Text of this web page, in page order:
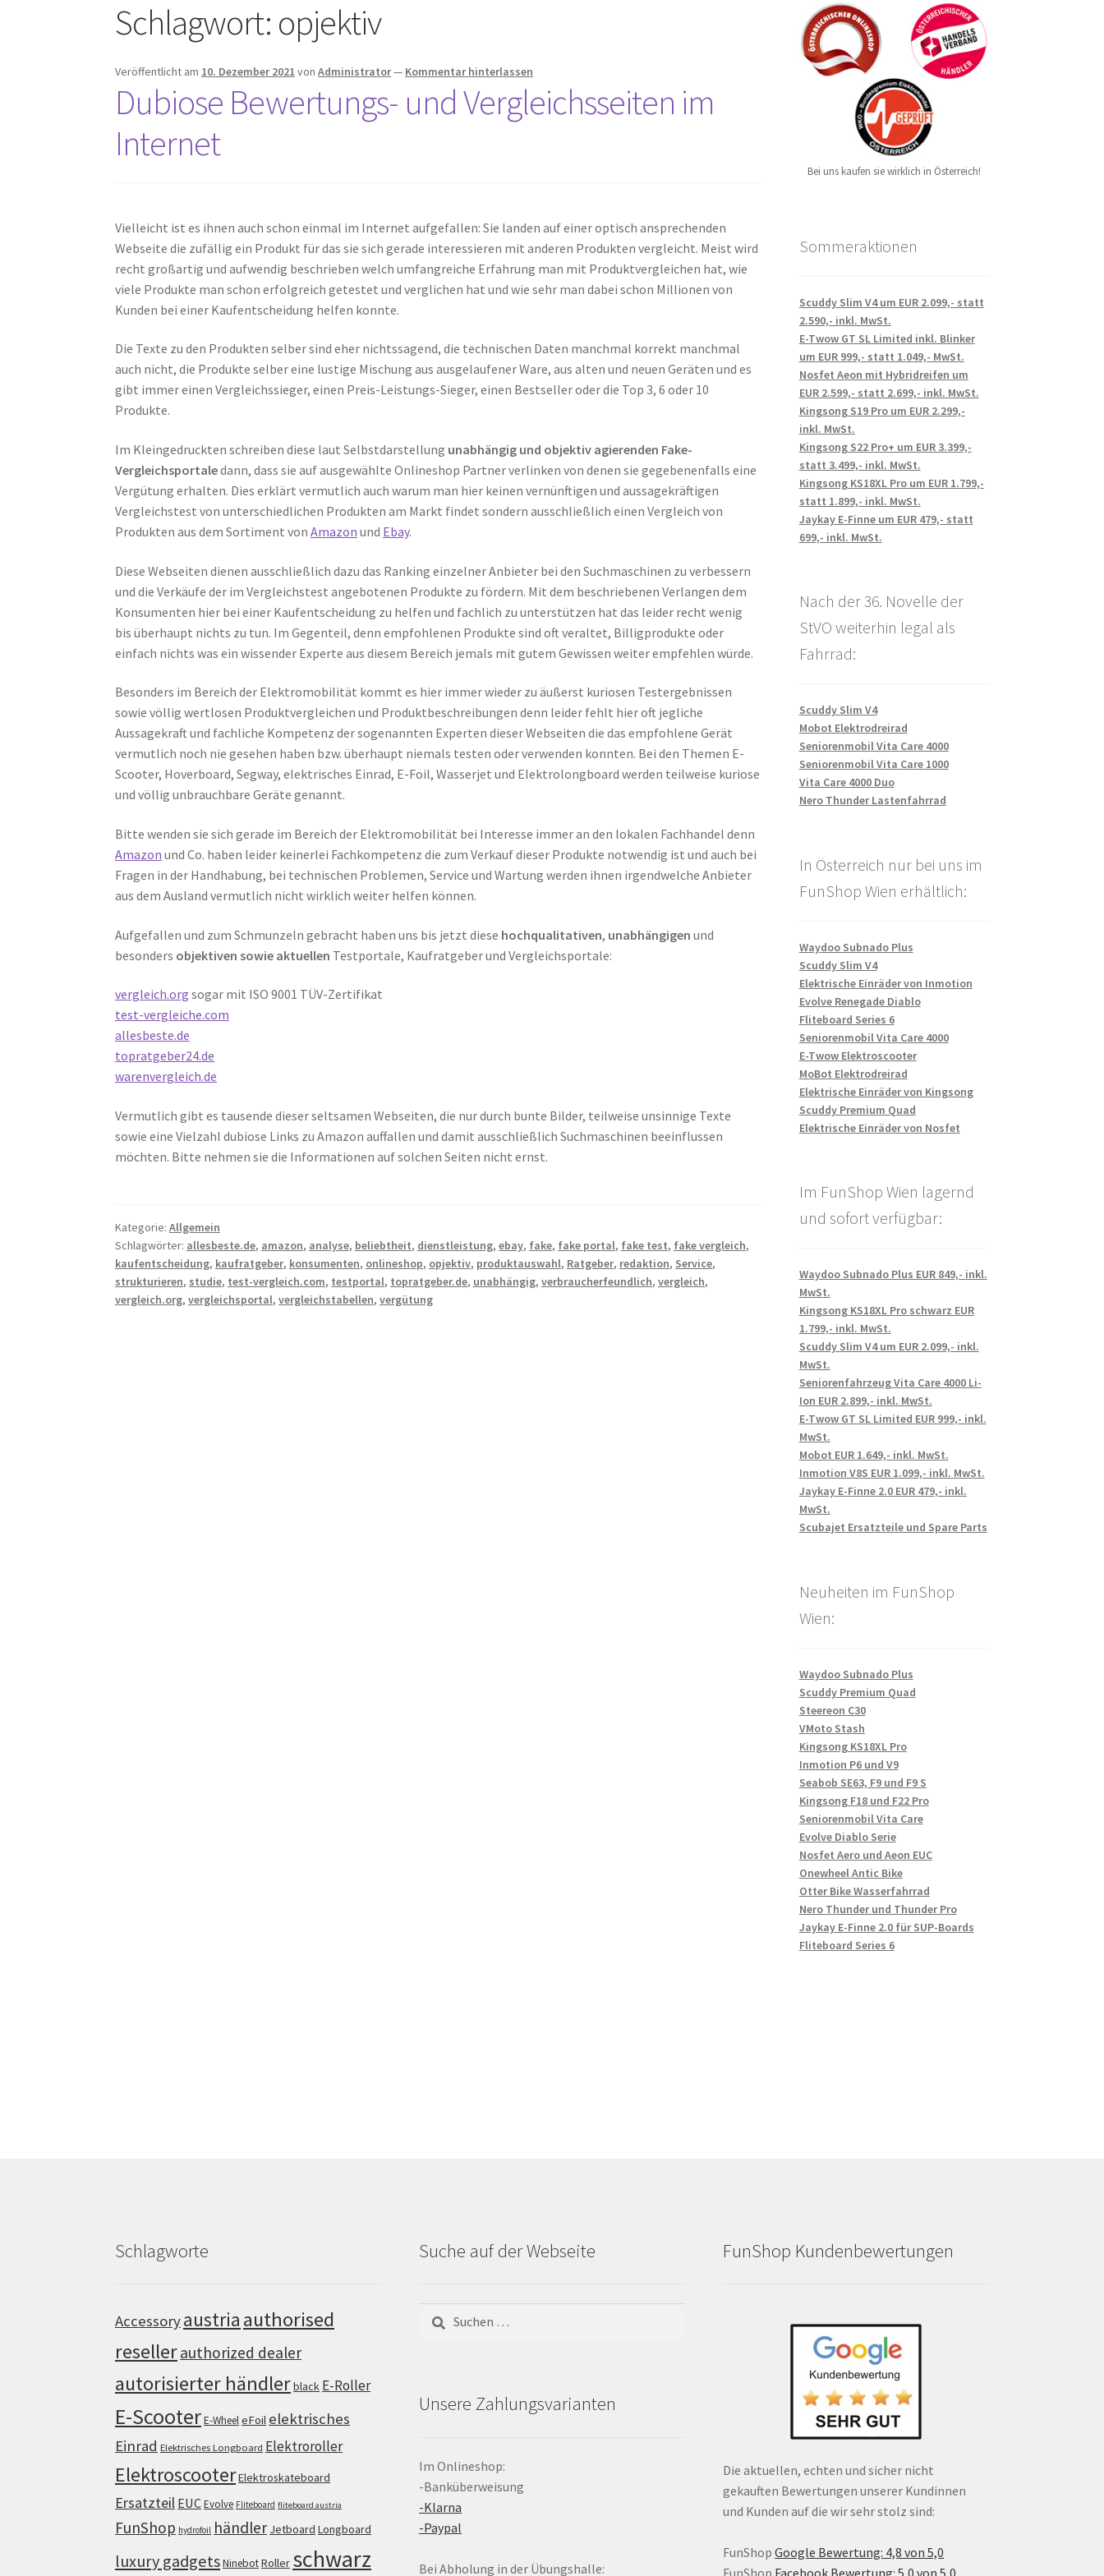
Schlagwort: opjektiv
Veröffentlicht am 10. Dezember 2021 vonAdministrator— Kommentar hinterlassen
Dubiose Bewertungs- und Vergleichsseiten im
Internet
Vielleicht ist es ihnen auch schon einmal im Internet aufgefallen: Sie landen auf einer optisch ansprechenden
Webseite die zufällig ein Produkt für das sie sich gerade interessieren mit anderen Produkten vergleicht. Meist wird
recht großartig und aufwendig beschrieben welch umfangreiche Erfahrung man mit Produktvergleichen hat, wie
viele Produkte man schon erfolgreich getestet und verglichen hat und wie sehr man dabei schon Millionen von
Kunden bei einer Kaufentscheidung helfen konnte.
Die Texte zu den Produkten selber sind eher nichtssagend, die technischen Daten manchmal korrekt manchmal
auch nicht, die Produkte selber eine lustige Mischung aus ausgelaufener Ware, aus alten und neuen Geräten und es
gibt immer einen Vergleichssieger, einen Preis-Leistungs-Sieger, einen Bestseller oder die Top 3, 6 oder 10
Produkte.
Im Kleingedruckten schreiben diese laut Selbstdarstellung unabhängig und objektiv agierenden Fake-
Vergleichsportaledann, dass sie auf ausgewählte Onlineshop Partner verlinken von denen sie gegebenenfalls eine
Vergütung erhalten. Dies erklärt vermutlich auch warum man hier keinen vernünftigen und aussagekräftigen
Vergleichstest von unterschiedlichen Produkten am Markt findet sondern ausschließlich einen Vergleich von
Produkten aus dem Sortiment vonAmazon und Ebay.
Diese Webseiten dienen ausschließlich dazu das Ranking einzelner Anbieter bei den Suchmaschinen zu verbessern
und die Verkäufe der im Vergleichstest angebotenen Produkte zu fördern. Mit dem beschriebenen Verlangen dem
Konsumenten hier bei einer Kaufentscheidung zu helfen und fachlich zu unterstützen hat das leider recht wenig
bis überhaupt nichts zu tun. Im Gegenteil, denn empfohlenen Produkte sind oft veraltet, Billigprodukte oder
einfach nichts was ein wissender Experte aus diesem Bereich jemals mit gutem Gewissen weiter empfehlen würde.
Besonders im Bereich der Elektromobilität kommt es hier immer wieder zu äußerst kuriosen Testergebnissen
sowie völlig wertlosen Produktvergleichen und Produktbeschreibungen denn leider fehlt hier oft jegliche
Aussagekraft und fachliche Kompetenz der sogenannten Experten dieser Webseiten die das empfohlene Gerät
vermutlich noch nie gesehen haben bzw. überhaupt niemals testen oder verwenden konnten. Bei den Themen E-
Scooter, Hoverboard, Segway, elektrisches Einrad, E-Foil, Wasserjet und Elektrolongboard werden teilweise kuriose
und völlig unbrauchbare Geräte genannt.
Bitte wenden sie sich gerade im Bereich der Elektromobilität bei Interesse immer an den lokalen Fachhandel denn
Amazon und Co. haben leider keinerlei Fachkompetenz die zum Verkauf dieser Produkte notwendig ist und auch bei
Fragen in der Handhabung, bei technischen Problemen, Service und Wartung werden ihnen irgendwelche Anbieter
aus dem Ausland vermutlich nicht wirklich weiter helfen können.
Aufgefallen und zum Schmunzeln gebracht haben uns bis jetzt diese hochqualitativen, unabhängigen und
besonders objektiven sowie aktuellen Testportale, Kaufratgeber und Vergleichsportale:
vergleich.org sogar mit ISO 9001 TÜV-Zertifikat
test-vergleiche.com
allesbeste.de
topratgeber24.de
warenvergleich.de
Vermutlich gibt es tausende dieser seltsamen Webseiten, die nur durch bunte Bilder, teilweise unsinnige Texte
sowie eine Vielzahl dubiose Links zu Amazon auffallen und damit ausschließlich Suchmaschinen beeinflussen
möchten. Bitte nehmen sie die Informationen auf solchen Seiten nicht ernst.
Kategorie:Allgemein
Schlagwörter: allesbeste.de, amazon, analyse, beliebtheit, dienstleistung,ebay, fake, fake portal, fake test, fake vergleich,
kaufentscheidung, kaufratgeber, konsumenten, onlineshop, opjektiv, produktauswahl, Ratgeber, redaktion, Service,
strukturieren, studie, test-vergleich.com, testportal, topratgeber.de, unabhängig,verbraucherfeundlich,vergleich,
vergleich.org,vergleichsportal,vergleichstabellen,vergütung
Bei uns kaufen sie wirklich in Österreich!
Sommeraktionen
Scuddy Slim V4 um EUR 2.099,- statt
2.590,- inkl. MwSt.
E-Twow GT SL Limited inkl. Blinker
um EUR 999,- statt 1.049,- MwSt.
Nosfet Aeon mit Hybridreifen um
EUR 2.599,- statt 2.699,- inkl. MwSt.
Kingsong S19 Pro um EUR 2.299,-
inkl. MwSt.
Kingsong S22 Pro+ um EUR 3.399,-
statt 3.499,- inkl. MwSt.
Kingsong KS18XL Pro um EUR 1.799,-
statt 1.899,- inkl. MwSt.
Jaykay E-Finne um EUR 479,- statt
699,- inkl. MwSt.
Nach der 36. Novelle der
StVO weiterhin legal als
Fahrrad:
Scuddy Slim V4
Mobot Elektrodreirad
Seniorenmobil Vita Care 4000
Seniorenmobil Vita Care 1000
Vita Care 4000 Duo
Nero Thunder Lastenfahrrad
In Österreich nur bei uns im
FunShop Wien erhältlich:
Waydoo Subnado Plus
Scuddy Slim V4
Elektrische Einräder von Inmotion
Evolve Renegade Diablo
Fliteboard Series 6
Seniorenmobil Vita Care 4000
E-Twow Elektroscooter
MoBot Elektrodreirad
Elektrische Einräder von Kingsong
Scuddy Premium Quad
Elektrische Einräder von Nosfet
Im FunShop Wien lagernd
und sofort verfügbar:
Waydoo Subnado Plus EUR 849,- inkl.
MwSt.
Kingsong KS18XL Pro schwarz EUR
1.799,- inkl. MwSt.
Scuddy Slim V4 um EUR 2.099,- inkl.
MwSt.
Seniorenfahrzeug Vita Care 4000 Li-
Ion EUR 2.899,- inkl. MwSt.
E-Twow GT SL Limited EUR 999,- inkl.
MwSt.
Mobot EUR 1.649,- inkl. MwSt.
Inmotion V8S EUR 1.099,- inkl. MwSt.
Jaykay E-Finne 2.0 EUR 479,- inkl.
MwSt.
Scubajet Ersatzteile und Spare Parts
Neuheiten im FunShop
Wien:
Waydoo Subnado Plus
Scuddy Premium Quad
Steereon C30
VMoto Stash
Kingsong KS18XL Pro
Inmotion P6 und V9
Seabob SE63, F9 und F9 S
Kingsong F18 und F22 Pro
Seniorenmobil Vita Care
Evolve Diablo Serie
Nosfet Aero und Aeon EUC
Onewheel Antic Bike
Otter Bike Wasserfahrrad
Nero Thunder und Thunder Pro
Jaykay E-Finne 2.0 für SUP-Boards
Fliteboard Series 6
Schlagworte
Accessoryaustria authorised
resellerauthorized dealer
autorisierter händlerblack E-Roller
E-ScooterE-WheeleFoil elektrisches
Einrad Elektrisches Longboard Elektroroller
ElektroscooterElektroskateboard
Ersatzteil EUCEvolve Fliteboard fliteboard austria
FunShop hydrofoil händler Jetboard Longboard
luxury gadgetsNinebotRoller schwarz
Suche auf der Webseite
nach:
Unsere Zahlungsvarianten
Im Onlineshop:
-Banküberweisung
-Klarna
-Paypal
Bei Abholung in der Übungshalle:
FunShop Kundenbewertungen
Die aktuellen, echten und sicher nicht
gekauften Bewertungen unserer Kundinnen
und Kunden auf die wir sehr stolz sind:
FunShop Google Bewertung: 4,8 von 5,0
FunShop Facebook Bewertung: 5,0 von 5,0